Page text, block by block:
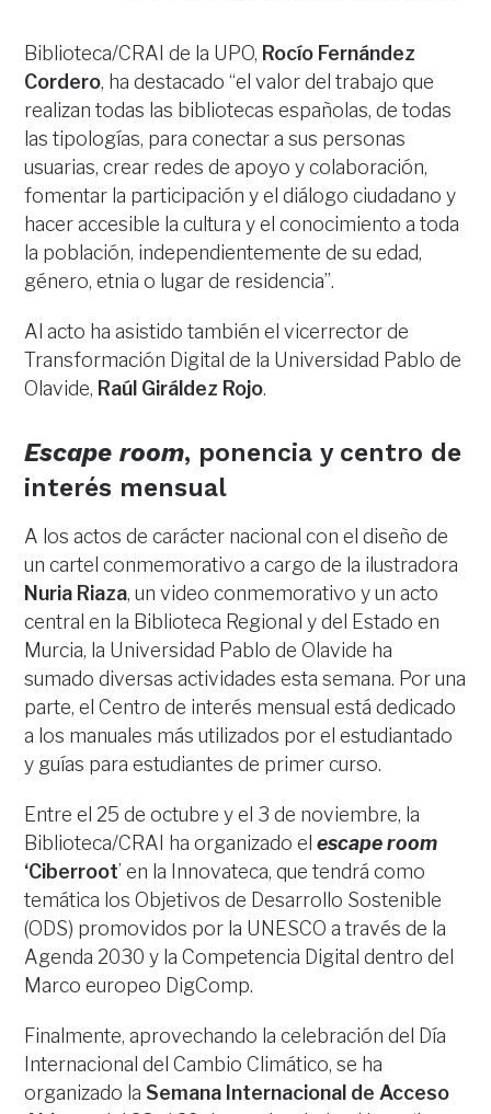
Biblioteca/CRAI de la UPO, Rocío Fernández
Cordero, ha destacado “el valor del trabajo que
realizan todas las bibliotecas españolas, de todas
las tipologías, para conectar a sus personas
usuarias, crear redes de apoyo y colaboración,
fomentar la participación y el diálogo ciudadano y
hacer accesible la cultura y el conocimiento a toda
la población, independientemente de su edad,
género, etnia o lugar de residencia”.
Al acto ha asistido también el vicerrector de
Transformación Digital de la Universidad Pablo de
Olavide, Raúl Giráldez Rojo.
Escape room, ponencia y centro de
interés mensual
A los actos de carácter nacional con el diseño de
un cartel conmemorativo a cargo de la ilustradora
Nuria Riaza, un video conmemorativo y un acto
central en la Biblioteca Regional y del Estado en
Murcia, la Universidad Pablo de Olavide ha
sumado diversas actividades esta semana. Por una
parte, el Centro de interés mensual está dedicado
a los manuales más utilizados por el estudiantado
y guías para estudiantes de primer curso.
Entre el 25 de octubre y el 3 de noviembre, la
Biblioteca/CRAI ha organizado elescape room
‘Ciberroot’ en la Innovateca, que tendrá como
temática los Objetivos de Desarrollo Sostenible
(ODS) promovidos por la UNESCO a través de la
Agenda 2030 y la Competencia Digital dentro del
Marco europeo DigComp.
Finalmente, aprovechando la celebración del Día
Internacional del Cambio Climático, se ha
organizado la Semana Internacional de Acceso